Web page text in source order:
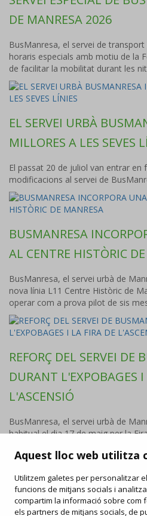
Aquest lloc web utilitza
Utilitzem galetes per personalitzar
funcions de mitjans socials i
compartim la informació sobre com
els partners de mitjans socials, de
DE MANRESA 2026
BusManresa, el servei de
horaris especials amb motiu de la
de facilitar la mobilitat durant les
EL SERVEI URBÀ
MILLORES A LES SEVES
El passat 20 de juliol van entrar en
modificacions al servei de
BUSMANRESA
AL CENTRE HISTÒRIC
BusManresa, el servei urbà de
nova línia L11 Centre Històric de
operar com a prova pilot de sis
REFORÇ DEL SERVEI DE
DURANT L'EXPOBAGES I
L'ASCENSIÓ
BusManresa, el servei urbà de
habitual el dia 17 de maig per la
FAQ/Drets i deures/Carta de
Objectes perduts /Ofertes de feina